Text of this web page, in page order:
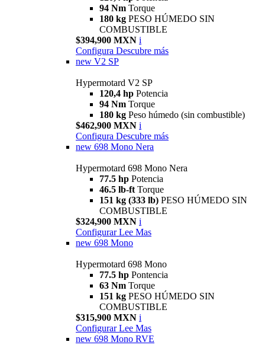
94 Nm Torque
180 kg PESO HÚMEDO SIN
COMBUSTIBLE
$394,900 MXN i
Configura Descubre más
new V2 SP
Hypermotard V2 SP
120,4 hp Potencia
94 Nm Torque
180 kg Peso húmedo (sin combustible)
$462,900 MXN i
Configura Descubre más
new 698 Mono Nera
Hypermotard 698 Mono Nera
77.5 hp Potencia
46.5 lb-ft Torque
151 kg (333 lb) PESO HÚMEDO SIN
COMBUSTIBLE
$324,900 MXN i
Configurar Lee Mas
new 698 Mono
Hypermotard 698 Mono
77.5 hp Pontencia
63 Nm Torque
151 kg PESO HÚMEDO SIN
COMBUSTIBLE
$315,900 MXN i
Configurar Lee Mas
new 698 Mono RVE